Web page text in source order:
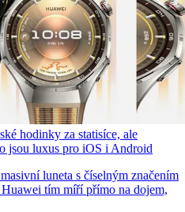
hodinky za statisíce, ale
jsou luxus pro iOS i Android
luneta s číselným značením
tím míří přímo na dojem,